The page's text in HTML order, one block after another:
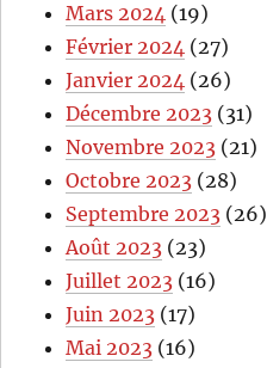
Mars 2024 (19)
Février 2024 (27)
Janvier 2024 (26)
Décembre 2023 (31)
Novembre 2023 (21)
Octobre 2023 (28)
Septembre 2023 (26)
Août 2023 (23)
Juillet 2023 (16)
Juin 2023 (17)
Mai 2023 (16)